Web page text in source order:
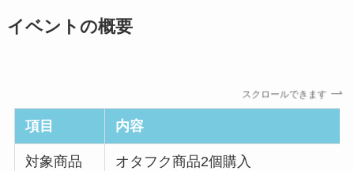
イベントの概要
スクロールできます
項目 内容
対象商品 オタフク商品2個購入